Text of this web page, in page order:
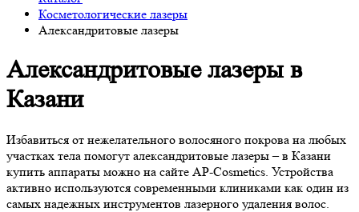
Косметологические лазеры
Александритовые лазеры
Александритовые лазеры в
Казани
Избавиться от нежелательного волосяного покрова на любых
участках тела помогут александритовые лазеры – в Казани
купить аппараты можно на сайте AP-Cosmetics. Устройства
активно используются современными клиниками как один из
самых надежных инструментов лазерного удаления волос.